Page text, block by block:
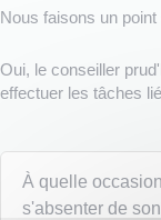
Nous faisons un
Oui, le conseiller
effectuer les tâches
À quelle
s'absenter de